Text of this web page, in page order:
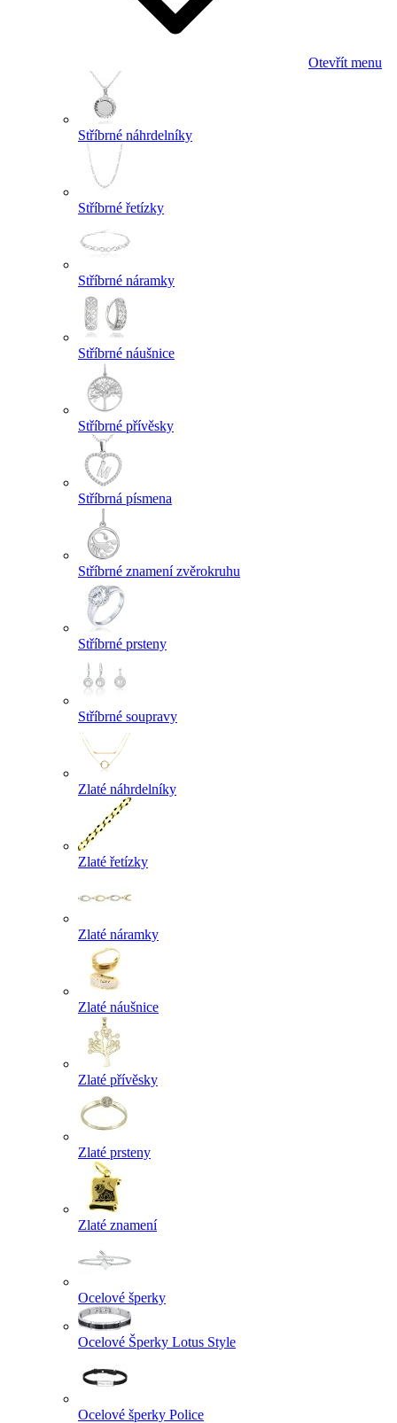
Otevřít menu
Stříbrné náhrdelníky
Stříbrné řetízky
Stříbrné náramky
Stříbrné náušnice
Stříbrné přívěsky
Stříbrná písmena
Stříbrné znamení zvěrokruhu
Stříbrné prsteny
Stříbrné soupravy
Zlaté náhrdelníky
Zlaté řetízky
Zlaté náramky
Zlaté náušnice
Zlaté přívěsky
Zlaté prsteny
Zlaté znamení
Ocelové šperky
Ocelové Šperky Lotus Style
Ocelové šperky Police